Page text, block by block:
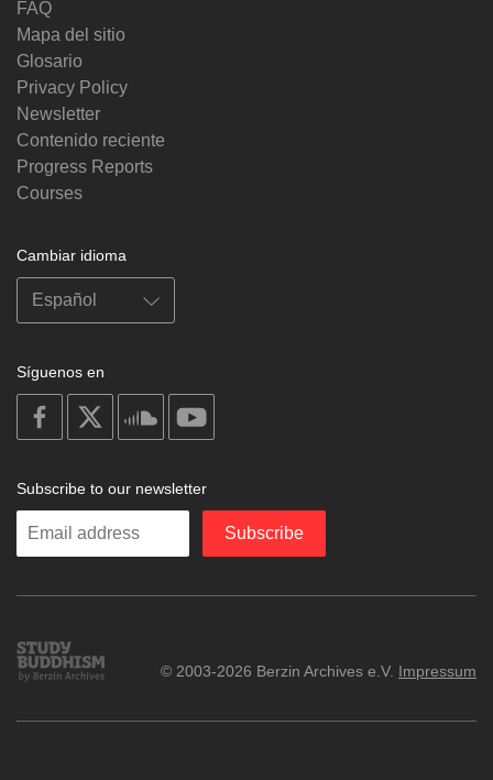
FAQ
Mapa del sitio
Glosario
Privacy Policy
Newsletter
Contenido reciente
Progress Reports
Courses
Cambiar idioma
Síguenos en
on
facebook
soundcloud
Subscribe to our newsletter
Enter
Subscribe
Study
Buddhism
© 2003-2026 Berzin Archives e.V. Impressum